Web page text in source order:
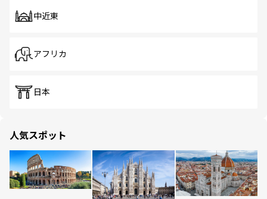
中近東
アフリカ
日本
人気スポット